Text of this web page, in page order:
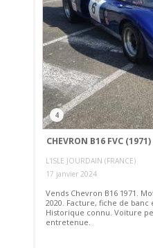
4
CHEVRON B16 FVC (1971)
L'ISLE JOURDAIN (FRANCE)
17 janvier 2024
Vends Chevron B16 1971.
2020. Facture, fiche de
Historique connu. Voiture
entretenue.